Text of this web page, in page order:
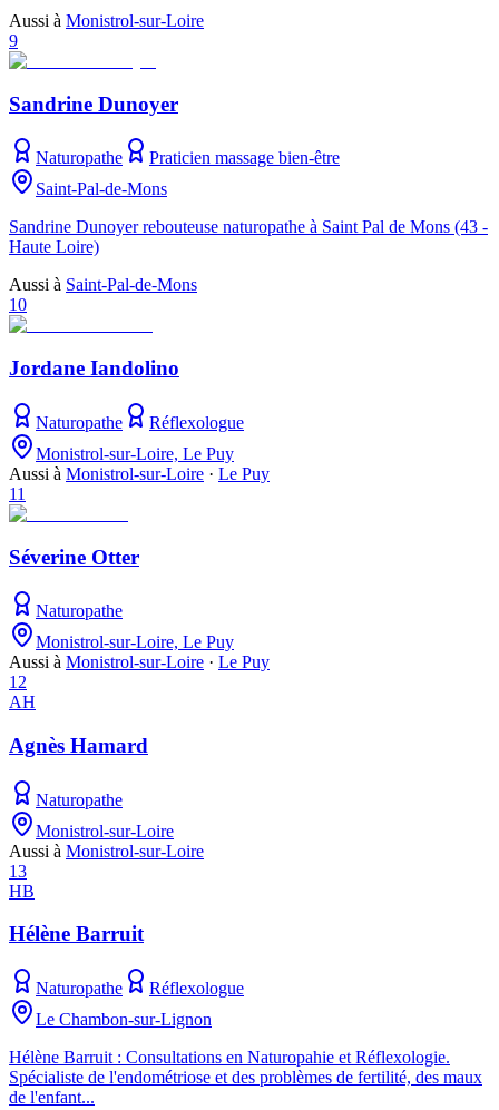
Aussi à Monistrol-sur-Loire
9
Sandrine Dunoyer
Naturopathe
Praticien massage bien-être
Saint-Pal-de-Mons
Sandrine Dunoyer rebouteuse naturopathe à Saint Pal de Mons (43 -
Haute Loire)
Aussi à Saint-Pal-de-Mons
10
Jordane Iandolino
Naturopathe
Réflexologue
Monistrol-sur-Loire, Le Puy
Aussi à Monistrol-sur-Loire · Le Puy
11
Séverine Otter
Naturopathe
Monistrol-sur-Loire, Le Puy
Aussi à Monistrol-sur-Loire · Le Puy
12
AH
Agnès Hamard
Naturopathe
Monistrol-sur-Loire
Aussi à Monistrol-sur-Loire
13
HB
Hélène Barruit
Naturopathe
Réflexologue
Le Chambon-sur-Lignon
Hélène Barruit : Consultations en Naturopahie et Réflexologie.
Spécialiste de l'endométriose et des problèmes de fertilité, des maux
de l'enfant...